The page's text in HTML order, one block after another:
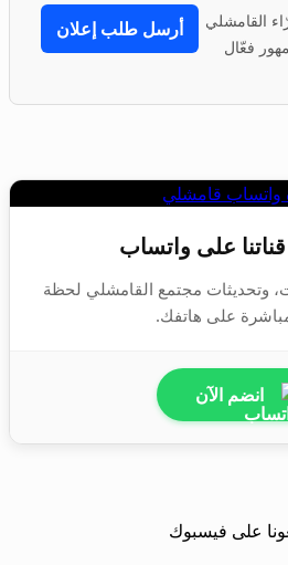
القامشلي
فعّال
أرسل طلب إعلان
على واتساب
وتحديثات مجتمع القامشلي لحظة
على هاتفك.
انضم الآن